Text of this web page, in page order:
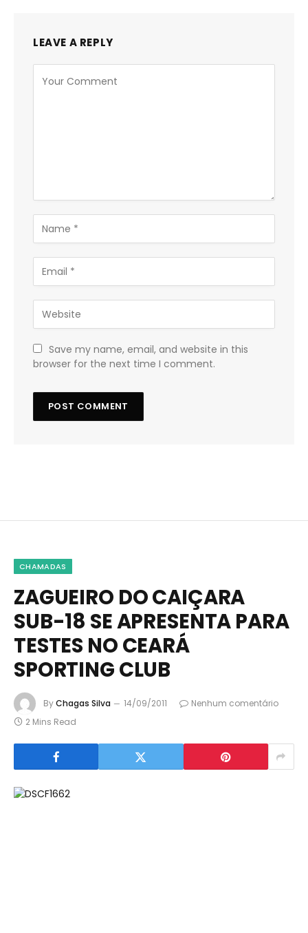
LEAVE A REPLY
Save my name, email, and website in this
browser for the next time I comment.
CHAMADAS
ZAGUEIRO DO CAIÇARA
SUB-18 SE APRESENTA PARA
TESTES NO CEARÁ
SPORTING CLUB
ByChagas Silva 14/09/2011
Nenhum comentário
2 Mins Read